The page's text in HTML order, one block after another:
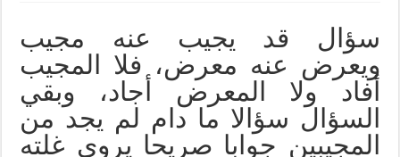
سؤال قد يجيب عنه مجيب
ويعرض عنه معرض، فلا المجيب
أفاد ولا المعرض أجاد، وبقي
السؤال سؤالا ما دام لم يجد من
المجيبين جوابا صريحا يروي غلته